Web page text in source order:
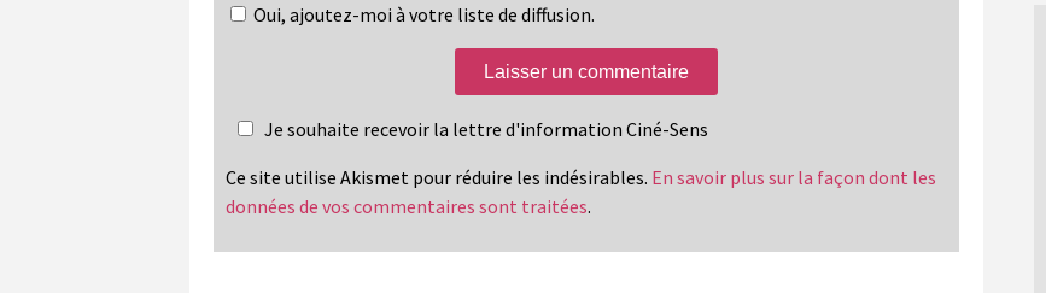
Oui, ajoutez-moi à votre liste de diffusion.
Je souhaite recevoir la lettre d'information Ciné-Sens
Ce site utilise Akismet pour réduire les indésirables. En savoir plus sur la façon dont les
données de vos commentaires sont traitées.